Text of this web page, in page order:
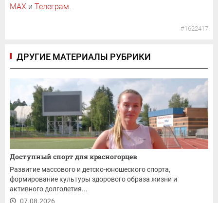
MAX и Телеграм.
#1622417
ДРУГИЕ МАТЕРИАЛЫ РУБРИКИ
Доступный спорт для красногорцев
Развитие массового и детско-юношеского спорта,
формирование культуры здорового образа жизни и
активного долголетия...
07.08.2026